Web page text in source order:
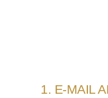
1. E-MAIL